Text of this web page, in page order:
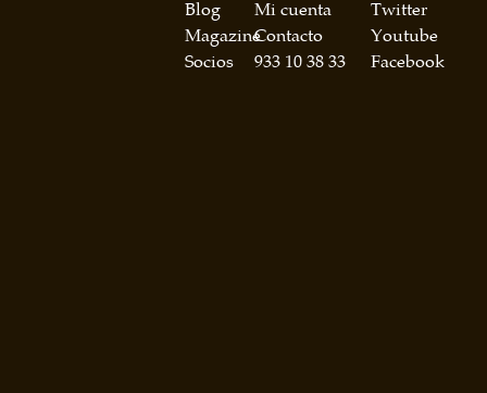
Blog
Magazine
Socios
Mi cuenta
Contacto
933 10 38 33
Twitter
Youtube
Facebook